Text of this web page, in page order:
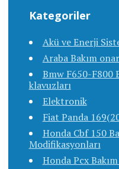
Kategoriler
Akü ve Enerji
Araba Bakım
Bmw F650-F800
klavuzları
Elektronik
Fiat Panda
Honda Cbf 150
Modifikasyonları
Honda Pcx